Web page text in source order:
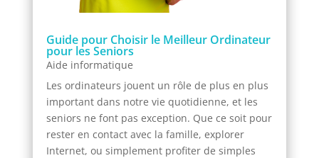
Guide pour Choisir le Meilleur Ordinateur
pour les Seniors
Aide informatique
Les ordinateurs jouent un rôle de plus en plus
important dans notre vie quotidienne, et les
seniors ne font pas exception. Que ce soit pour
rester en contact avec la famille, explorer
Internet, ou simplement profiter de simples